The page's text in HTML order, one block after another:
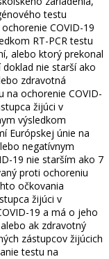
testu
COVID-19
RT-PCR testu
alebo ktorý prekonal
nie starší ako
zdravotná
na ochorenie COVID-
žijúci v
výsledkom
Európskej únie na
negatívnym
19 nie starším ako 7
proti ochoreniu
očkovania
žijúci v
19 a má o jeho
ak zdravotný
zástupcov žijúcich
testu na